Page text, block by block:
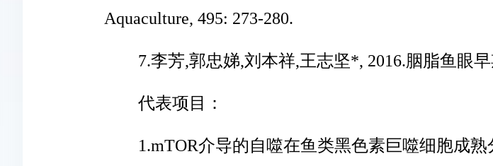
Aquaculture, 495: 273-280.
7.李芳,郭忠娣,刘本祥,王志坚*, 2016.胭脂鱼眼
代表项目：
1.mTOR介导的自噬在鱼类黑色素巨噬细胞成